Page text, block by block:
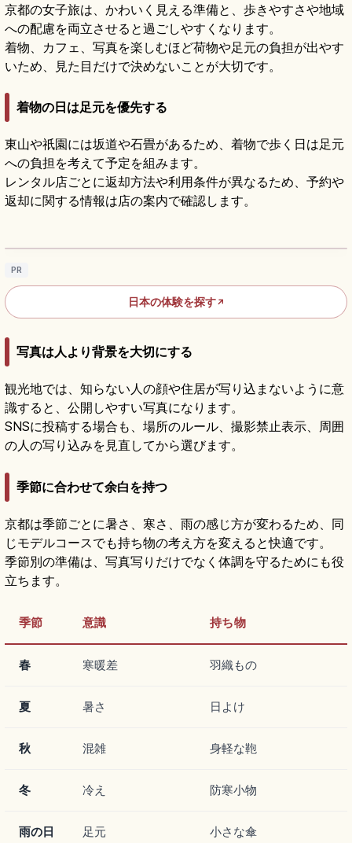
京都の女子旅は、かわいく見える準備と、歩きやすさや地域
への配慮を両立させると過ごしやすくなります。
着物、カフェ、写真を楽しむほど荷物や足元の負担が出やす
いため、見た目だけで決めないことが大切です。
着物の日は足元を優先する
東山や祇園には坂道や石畳があるため、着物で歩く日は足元
への負担を考えて予定を組みます。
レンタル店ごとに返却方法や利用条件が異なるため、予約や
返却に関する情報は店の案内で確認します。
着物・浴衣レンタルの基本｜観光で楽しむ和
PR
日本の体験を探す↗
写真は人より背景を大切にする
観光地では、知らない人の顔や住居が写り込まないように意
識すると、公開しやすい写真になります。
SNSに投稿する場合も、場所のルール、撮影禁止表示、周囲
の人の写り込みを見直してから選びます。
季節に合わせて余白を持つ
京都は季節ごとに暑さ、寒さ、雨の感じ方が変わるため、同
じモデルコースでも持ち物の考え方を変えると快適です。
季節別の準備は、写真写りだけでなく体調を守るためにも役
立ちます。
季節 意識 持ち物
春 寒暖差 羽織もの
夏 暑さ 日よけ
秋 混雑 身軽な鞄
冬 冷え 防寒小物
雨の日 足元 小さな傘